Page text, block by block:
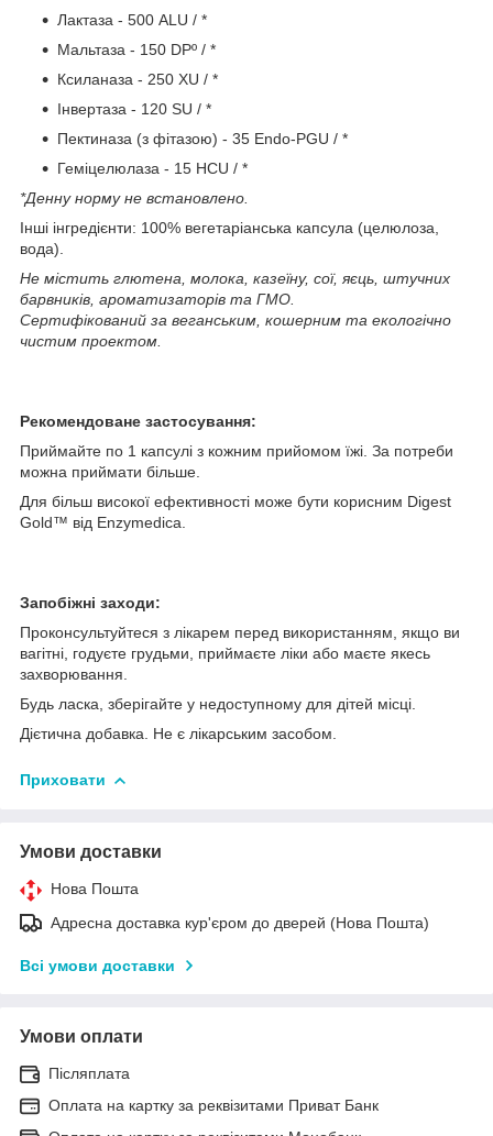
Лактаза - 500 ALU / *
Мальтаза - 150 DPº / *
Ксиланаза - 250 XU / *
Інвертаза - 120 SU / *
Пектиназа (з фітазою) - 35 Endo-PGU / *
Геміцелюлаза - 15 HCU / *
*Денну норму не встановлено.
Інші інгредієнти: 100% вегетаріанська капсула (целюлоза,
вода).
Не містить глютена, молока, казеїну, сої, яєць, штучних
барвників, ароматизаторів та ГМО.
Сертифікований за веганським, кошерним та екологічно
чистим проектом.
Рекомендоване застосування:
Приймайте по 1 капсулі з кожним прийомом їжі. За потреби
можна приймати більше.
Для більш високої ефективності може бути корисним Digest
Gold™ від Enzymedica.
Запобіжні заходи:
Проконсультуйтеся з лікарем перед використанням, якщо ви
вагітні, годуєте грудьми, приймаєте ліки або маєте якесь
захворювання.
Будь ласка, зберігайте у недоступному для дітей місці.
Дієтична добавка. Не є лікарським засобом.
Приховати
Умови доставки
Нова Пошта
Адресна доставка кур'єром до дверей (Нова Пошта)
Всі умови доставки
Умови оплати
Післяплата
Оплата на картку за реквізитами Приват Банк